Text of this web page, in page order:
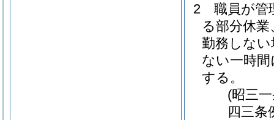
2
職員が管
る部分休
勤務しな
ない一時
する。
(昭三
四三条